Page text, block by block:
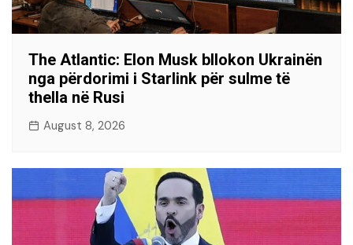
The Atlantic: Elon Musk bllokon Ukrainën
nga përdorimi i Starlink për sulme të
thella në Rusi
August 8, 2026